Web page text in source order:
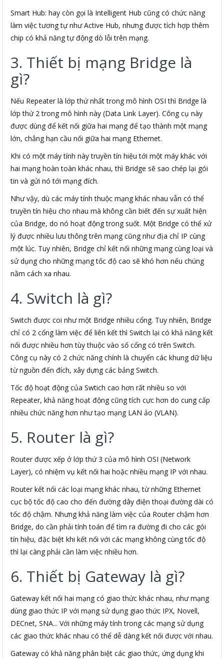
Smart Hub: hay còn gọi là Intelligent Hub cũng có chức năng
làm việc tương tự như Active Hub, nhưng được tích hợp thêm
chip có khả năng tự động dò lỗi trên mạng.
3. Thiết bị mạng Bridge là
gì?
Nếu Repeater là lớp thứ nhất trong mô hình OSI thì Bridge là
lớp thứ 2 trong mô hình này (Data Link Layer). Công cụ này
được dùng để kết nối giữa hai mạng để tạo thành một mạng
lớn, chẳng hạn cầu nối giữa hai mạng Ethernet.
Khi có một máy tính này truyền tín hiệu tới một máy khác với
hai mạng hoàn toàn khác nhau, thì Bridge sẽ sao chép lại gói
tin và gửi nó tới mạng đích.
Như vậy, dù các máy tính thuộc mạng khác nhau vẫn có thể
truyền tín hiệu cho nhau mà không cần biết đến sự xuất hiện
của Bridge, do nó hoạt động trong suốt. Một Bridge có thể xử
lý được nhiều lưu thông trên mạng cũng như địa chỉ IP cùng
một lúc. Tuy nhiên, Bridge chỉ kết nối những mạng cùng loại và
sử dụng cho những mạng tốc độ cao sẽ khó hơn nếu chúng
nằm cách xa nhau.
4. Switch là gì?
Switch được coi như một Bridge nhiều cổng. Tuy nhiên, Bridge
chỉ có 2 cổng làm việc để liên kết thì Switch lại có khả năng kết
nối được nhiều hơn tùy thuộc vào số cổng có trên Switch.
Công cụ này có 2 chức năng chính là chuyển các khung dữ liệu
từ nguồn đến đích, xây dựng các bảng Switch.
Tốc độ hoạt động của Swtich cao hơn rất nhiều so với
Repeater, khả năng hoạt động cũng tích cực hơn do cung cấp
nhiều chức năng hơn như tạo mạng LAN ảo (VLAN).
5. Router là gì?
Router được xếp ở lớp thứ 3 của mô hình OSI (Network
Layer), có nhiệm vụ kết nối hai hoặc nhiều mạng IP với nhau.
Router kết nối các loại mạng khác nhau, từ những Ethernet
cục bộ tốc độ cao cho đến đường dây điện thoại đường dài có
tốc độ chậm. Nhưng khả năng làm việc của Router chậm hơn
Bridge, do cần phải tính toán để tìm ra đường đi cho các gói
tín hiệu, đặc biệt khi kết nối với các mạng không cùng tốc độ
thì lại càng phải cần làm việc nhiều hơn.
6. Thiết bị Gateway là gì?
Gateway kết nối hai mạng có giao thức khác nhau, như mạng
dùng giao thức IP với mạng sử dụng giao thức IPX, Novell,
DECnet, SNA... Với những máy tính trong các mạng sử dụng
các giao thức khác nhau có thể dễ dàng kết nối được với nhau.
Gateway có khả năng phân biệt các giao thức, ứng dụng khi